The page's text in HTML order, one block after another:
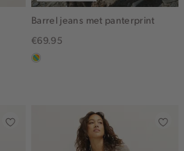
Barrel jeans met panterprint
€69.95
meerkleurig